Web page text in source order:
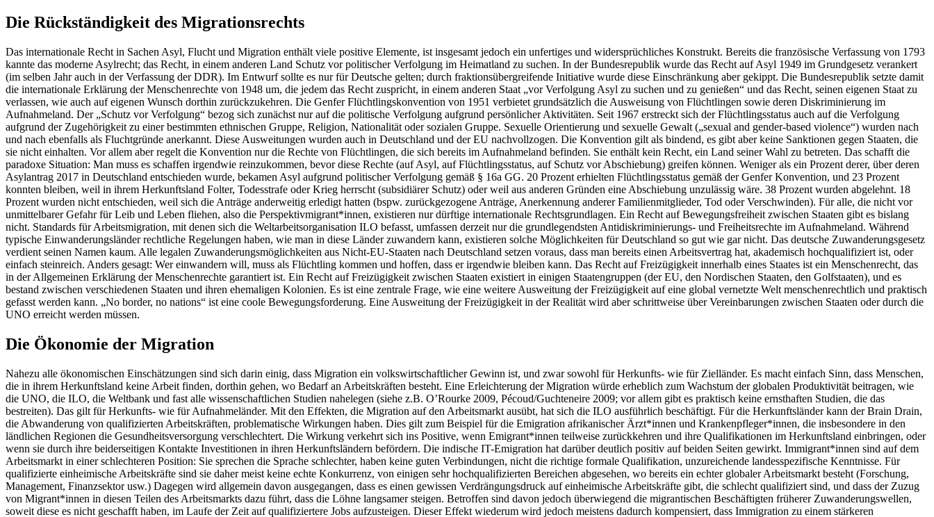
Die Rückständigkeit des Migrationsrechts
Das internationale Recht in Sachen Asyl, Flucht und Migration enthält viele positive Elemente, ist insgesamt jedoch ein unfertiges und widersprüchliches Konstrukt. Bereits die französische Verfassung von 1793
kannte das moderne Asylrecht; das Recht, in einem anderen Land Schutz vor politischer Verfolgung im Heimatland zu suchen. In der Bundesrepublik wurde das Recht auf Asyl 1949 im Grundgesetz verankert
(im selben Jahr auch in der Verfassung der DDR). Im Entwurf sollte es nur für Deutsche gelten; durch fraktionsübergreifende Initiative wurde diese Einschränkung aber gekippt. Die Bundesrepublik setzte damit
die internationale Erklärung der Menschenrechte von 1948 um, die jedem das Recht zuspricht, in einem anderen Staat „vor Verfolgung Asyl zu suchen und zu genießen“ und das Recht, seinen eigenen Staat zu
verlassen, wie auch auf eigenen Wunsch dorthin zurückzukehren. Die Genfer Flüchtlingskonvention von 1951 verbietet grundsätzlich die Ausweisung von Flüchtlingen sowie deren Diskriminierung im
Aufnahmeland. Der „Schutz vor Verfolgung“ bezog sich zunächst nur auf die politische Verfolgung aufgrund persönlicher Aktivitäten. Seit 1967 erstreckt sich der Flüchtlingsstatus auch auf die Verfolgung
aufgrund der Zugehörigkeit zu einer bestimmten ethnischen Gruppe, Religion, Nationalität oder sozialen Gruppe. Sexuelle Orientierung und sexuelle Gewalt („sexual and gender-based violence“) wurden nach
und nach ebenfalls als Fluchtgründe anerkannt. Diese Ausweitungen wurden auch in Deutschland und der EU nachvollzogen. Die Konvention gilt als bindend, es gibt aber keine Sanktionen gegen Staaten, die
sie nicht einhalten. Vor allem aber regelt die Konvention nur die Rechte von Flüchtlingen, die sich bereits im Aufnahmeland befinden. Sie enthält kein Recht, ein Land seiner Wahl zu betreten. Das schafft die
paradoxe Situation: Man muss es schaffen irgendwie reinzukommen, bevor diese Rechte (auf Asyl, auf Flüchtlingsstatus, auf Schutz vor Abschiebung) greifen können. Weniger als ein Prozent derer, über deren
Asylantrag 2017 in Deutschland entschieden wurde, bekamen Asyl aufgrund politischer Verfolgung gemäß § 16a GG. 20 Prozent erhielten Flüchtlingsstatus gemäß der Genfer Konvention, und 23 Prozent
konnten bleiben, weil in ihrem Herkunftsland Folter, Todesstrafe oder Krieg herrscht (subsidiärer Schutz) oder weil aus anderen Gründen eine Abschiebung unzulässig wäre. 38 Prozent wurden abgelehnt. 18
Prozent wurden nicht entschieden, weil sich die Anträge anderweitig erledigt hatten (bspw. zurückgezogene Anträge, Anerkennung anderer Familienmitglieder, Tod oder Verschwinden). Für alle, die nicht vor
unmittelbarer Gefahr für Leib und Leben fliehen, also die Perspektivmigrant*innen, existieren nur dürftige internationale Rechtsgrundlagen. Ein Recht auf Bewegungsfreiheit zwischen Staaten gibt es bislang
nicht. Standards für Arbeitsmigration, mit denen sich die Weltarbeitsorganisation ILO befasst, umfassen derzeit nur die grundlegendsten Antidiskriminierungs- und Freiheitsrechte im Aufnahmeland. Während
typische Einwanderungsländer rechtliche Regelungen haben, wie man in diese Länder zuwandern kann, existieren solche Möglichkeiten für Deutschland so gut wie gar nicht. Das deutsche Zuwanderungsgesetz
verdient seinen Namen kaum. Alle legalen Zuwanderungsmöglichkeiten aus Nicht-EU-Staaten nach Deutschland setzen voraus, dass man bereits einen Arbeitsvertrag hat, akademisch hochqualifiziert ist, oder
einfach steinreich. Anders gesagt: Wer einwandern will, muss als Flüchtling kommen und hoffen, dass er irgendwie bleiben kann. Das Recht auf Freizügigkeit innerhalb eines Staates ist ein Menschenrecht, das
in der Allgemeinen Erklärung der Menschenrechte garantiert ist. Ein Recht auf Freizügigkeit zwischen Staaten existiert in einigen Staatengruppen (der EU, den Nordischen Staaten, den Golfstaaten), und es
bestand zwischen verschiedenen Staaten und ihren ehemaligen Kolonien. Es ist eine zentrale Frage, wie eine weitere Ausweitung der Freizügigkeit auf eine global vernetzte Welt menschenrechtlich und praktisch
gefasst werden kann. „No border, no nations“ ist eine coole Bewegungsforderung. Eine Ausweitung der Freizügigkeit in der Realität wird aber schrittweise über Vereinbarungen zwischen Staaten oder durch die
UNO erreicht werden müssen.
Die Ökonomie der Migration
Nahezu alle ökonomischen Einschätzungen sind sich darin einig, dass Migration ein volkswirtschaftlicher Gewinn ist, und zwar sowohl für Herkunfts- wie für Zielländer. Es macht einfach Sinn, dass Menschen,
die in ihrem Herkunftsland keine Arbeit finden, dorthin gehen, wo Bedarf an Arbeitskräften besteht. Eine Erleichterung der Migration würde erheblich zum Wachstum der globalen Produktivität beitragen, wie
die UNO, die ILO, die Weltbank und fast alle wissenschaftlichen Studien nahelegen (siehe z.B. O’Rourke 2009, Pécoud/Guchteneire 2009; vor allem gibt es praktisch keine ernsthaften Studien, die das
bestreiten). Das gilt für Herkunfts- wie für Aufnahmeländer. Mit den Effekten, die Migration auf den Arbeitsmarkt ausübt, hat sich die ILO ausführlich beschäftigt. Für die Herkunftsländer kann der Brain Drain,
die Abwanderung von qualifizierten Arbeitskräften, problematische Wirkungen haben. Dies gilt zum Beispiel für die Emigration afrikanischer Ärzt*innen und Krankenpfleger*innen, die insbesondere in den
ländlichen Regionen die Gesundheitsversorgung verschlechtert. Die Wirkung verkehrt sich ins Positive, wenn Emigrant*innen teilweise zurückkehren und ihre Qualifikationen im Herkunftsland einbringen, oder
wenn sie durch ihre beiderseitigen Kontakte Investitionen in ihren Herkunftsländern befördern. Die indische IT-Emigration hat darüber deutlich positiv auf beiden Seiten gewirkt. Immigrant*innen sind auf dem
Arbeitsmarkt in einer schlechteren Position: Sie sprechen die Sprache schlechter, haben keine guten Verbindungen, nicht die richtige formale Qualifikation, unzureichende landesspezifische Kenntnisse. Für
qualifizierte einheimische Arbeitskräfte sind sie daher meist keine echte Konkurrenz, von einigen sehr hochqualifizierten Bereichen abgesehen, wo bereits ein echter globaler Arbeitsmarkt besteht (Forschung,
Management, Finanzsektor usw.) Dagegen wird allgemein davon ausgegangen, dass es einen gewissen Verdrängungsdruck auf einheimische Arbeitskräfte gibt, die schlecht qualifiziert sind, und dass der Zuzug
von Migrant*innen in diesen Teilen des Arbeitsmarkts dazu führt, dass die Löhne langsamer steigen. Betroffen sind davon jedoch überwiegend die migrantischen Beschäftigten früherer Zuwanderungswellen,
soweit diese es nicht geschafft haben, im Laufe der Zeit auf qualifiziertere Jobs aufzusteigen. Dieser Effekt wiederum wird jedoch meistens dadurch kompensiert, dass Immigration zu einem stärkeren